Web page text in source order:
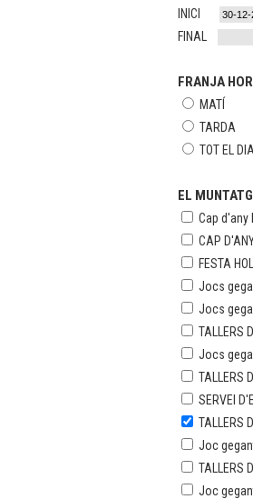
INICI
FINAL
FRANJA
MATÍ
TARDA
TOT EL DIA
EL
Cap d'any
CAP D'ANY
FESTA HOLI
Jocs
Jocs
TALLERS
Jocs
TALLERS
SERVEI
TALLERS
Joc
TALLERS
Joc